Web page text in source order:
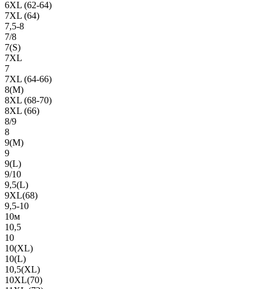
6XL (62-64)
7XL (64)
7,5-8
7/8
7(S)
7XL
7
7XL (64-66)
8(М)
8XL (68-70)
8XL (66)
8/9
8
9(М)
9
9(L)
9/10
9,5(L)
9XL(68)
9,5-10
10м
10,5
10
10(XL)
10(L)
10,5(XL)
10XL(70)